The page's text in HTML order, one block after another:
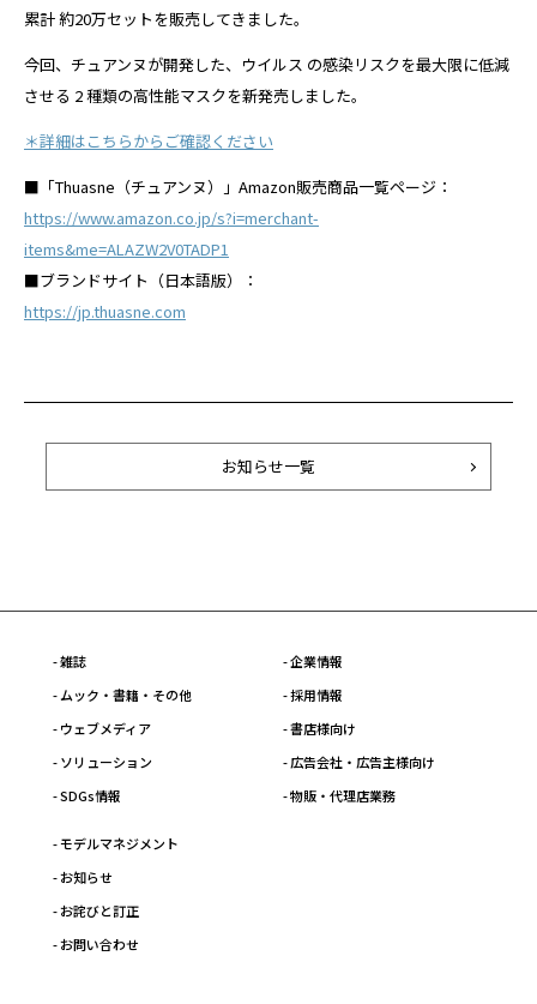
累計 約20万セットを販売してきました。
今回、チュアンヌが開発した、ウイルス の感染リスクを最大限に低減
させる 2 種類の高性能マスクを新発売しました。
＊詳細はこちらからご確認ください
■「Thuasne（チュアンヌ）」Amazon販売商品一覧ページ：
https://www.amazon.co.jp/s?i=merchant-
items&me=ALAZW2V0TADP1
■ブランドサイト（日本語版）：
https://jp.thuasne.com
お知らせ一覧
- 雑誌
- ムック・書籍・その他
- ウェブメディア
- ソリューション
- SDGs情報
- 企業情報
- 採用情報
- 書店様向け
- 広告会社・広告主様向け
- 物販・代理店業務
- モデルマネジメント
- お知らせ
- お詫びと訂正
- お問い合わせ